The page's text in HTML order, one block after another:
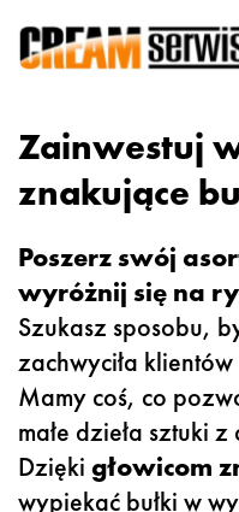
Zainwestuj
znakujące
Poszerz swój
wyróżnij się na
Szukasz sposobu,
zachwyciła
Mamy coś, co
małe dzieła sztuki z
Dzięki głowicom
wypiekać bułki w